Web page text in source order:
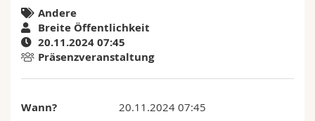
Weiterbildung
Philosophische Fak.
Fak. für Erziehungs- und Bildungswissenschaften
Medien
Forschende
Mitarbeitende
Ortsplan
Bibliotheken
Webmail
Andere
Breite Öffentlichkeit
20.11.2024 07:45
Präsenzveranstaltung
Wann? 20.11.2024 07:45